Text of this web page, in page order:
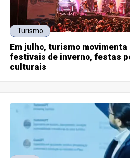
Turismo
Em julho, turismo movimenta
festivais de inverno, festas
culturais